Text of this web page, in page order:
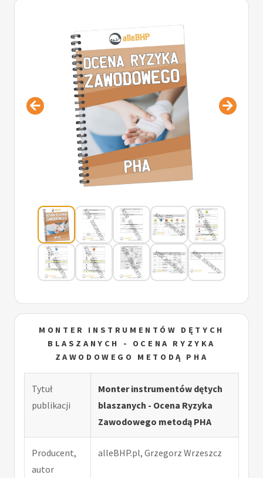
MONTER INSTRUMENTÓW DĘTYCH
BLASZANYCH - OCENA RYZYKA
ZAWODOWEGO METODĄ PHA
Tytuł
publikacji
Monter instrumentów dętych
blaszanych - Ocena Ryzyka
Zawodowego metodą PHA
Producent,
autor
alleBHP.pl, Grzegorz Wrzeszcz